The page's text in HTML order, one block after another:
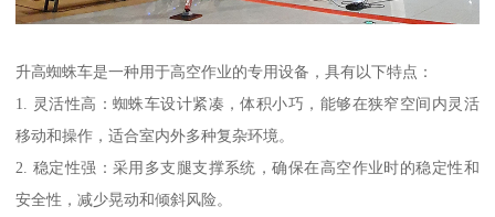
升高蜘蛛车是一种用于高空作业的专用设备，具有以下特点：
1. 灵活性高：蜘蛛车设计紧凑，体积小巧，能够在狭窄空间内灵活
移动和操作，适合室内外多种复杂环境。
2. 稳定性强：采用多支腿支撑系统，确保在高空作业时的稳定性和
安全性，减少晃动和倾斜风险。